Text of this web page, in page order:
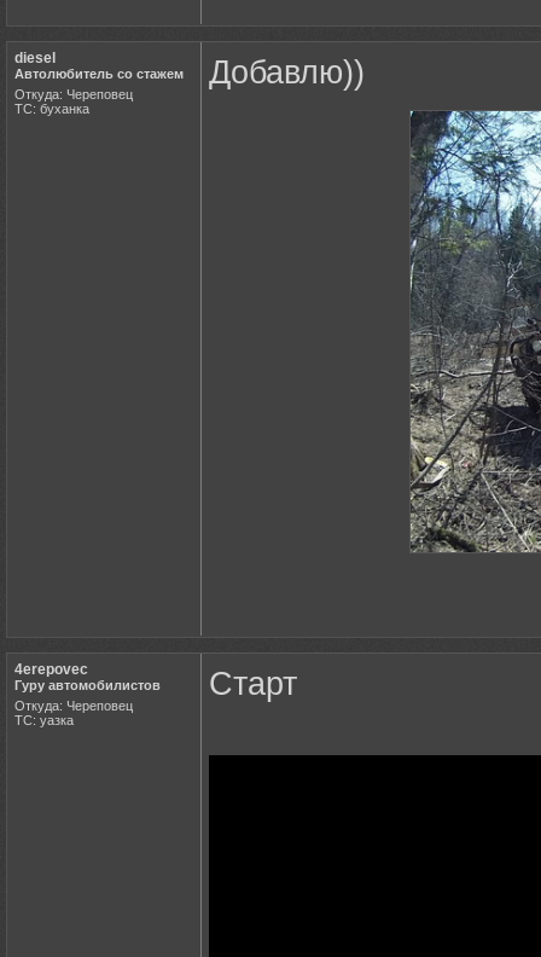
diesel
Автолюбитель со стажем
Откуда: Череповец
ТС: буханка
Добавлю))
4erepovec
Гуру автомобилистов
Откуда: Череповец
ТС: уазка
Старт